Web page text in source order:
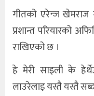
गीतको एरेन्ज
प्रशान्त परियारको
राखिएको छ ।
हे मेरी साइली के
लाउरेलाइ यस्तै यस्तै